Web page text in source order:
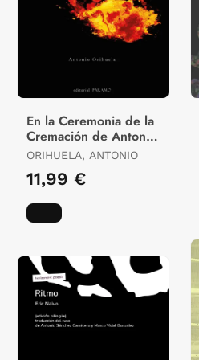
En la Ceremonia de la
Cremación de Antonio
Orihuela
ORIHUELA, ANTONIO
11,99 €